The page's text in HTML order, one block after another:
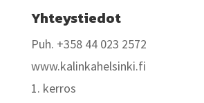
Yhteystiedot
Puh. +358 44 023 2572
www.kalinkahelsinki.fi
1. kerros